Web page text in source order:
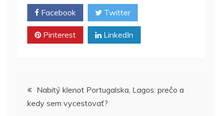
Facebook Twitter
Pinterest LinkedIn
Navigácia
Nabitý klenot Portugalska, Lagos: prečo a
kedy sem vycestovať?